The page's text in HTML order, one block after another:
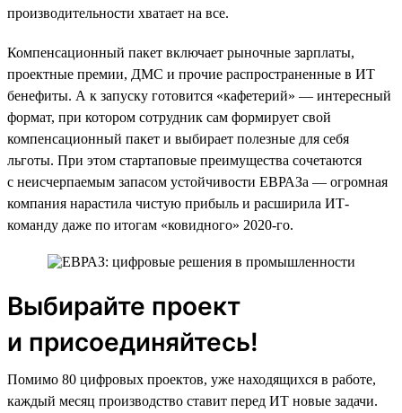
производительности хватает на все.
Компенсационный пакет включает рыночные зарплаты,
проектные премии, ДМС и прочие распространенные в ИТ
бенефиты. А к запуску готовится «кафетерий» — интересный
формат, при котором сотрудник сам формирует свой
компенсационный пакет и выбирает полезные для себя
льготы. При этом стартаповые преимущества сочетаются
с неисчерпаемым запасом устойчивости ЕВРАЗа — огромная
компания нарастила чистую прибыль и расширила ИТ-
команду даже по итогам «ковидного» 2020-го.
Выбирайте проект
и присоединяйтесь!
Помимо 80 цифровых проектов, уже находящихся в работе,
каждый месяц производство ставит перед ИТ новые задачи.